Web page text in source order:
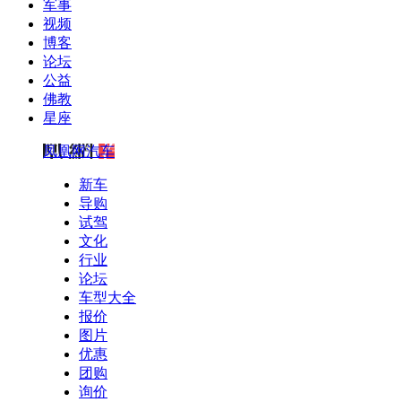
军事
视频
博客
论坛
公益
佛教
星座
凤凰网汽车
新车
导购
试驾
文化
行业
论坛
车型大全
报价
图片
优惠
团购
询价